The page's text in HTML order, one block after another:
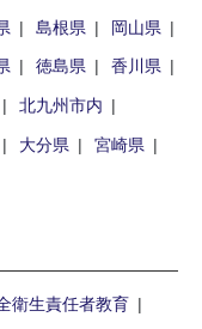
島根県
岡山県
徳島県
香川県
北九州市内
大分県
宮崎県
衛生責任者教育